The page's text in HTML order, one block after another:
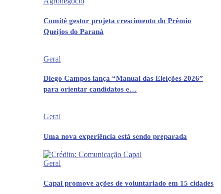
Comitê gestor projeta crescimento do Prêmio
Queijos do Paraná
Geral
Diego Campos lança “Manual das Eleições 2026”
para orientar candidatos e…
Geral
Uma nova experiência está sendo preparada
Geral
Capal promove ações de voluntariado em 15 cidades